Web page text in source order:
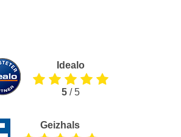
Idealo
5/ 5
Geizhals